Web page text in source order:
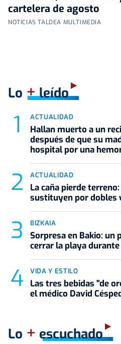
cartelera de agosto
NOTICIAS TALDEA MULTIMEDIA
Lo +leído
ACTUALIDAD
Hallan muerto a un
después de que su
hospital por una
ACTUALIDAD
La caña pierde
sustituyen por dobles
BIZKAIA
Sorpresa en Bakio: un
cerrar la playa
VIDA Y ESTILO
Las tres bebidas "de
el médico David
Lo + escuchado